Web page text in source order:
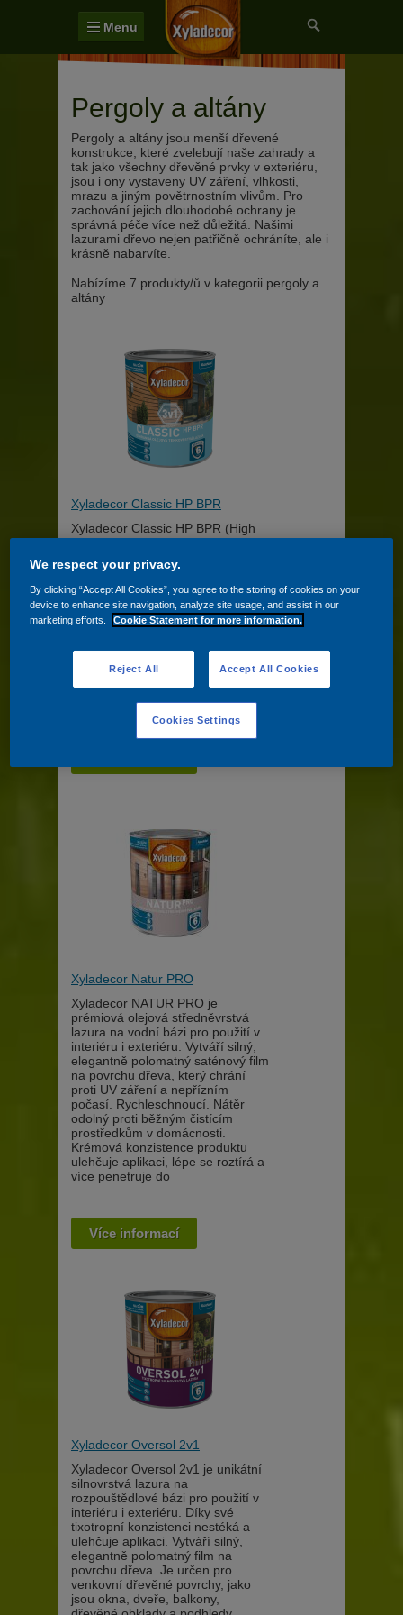
Menu
Pergoly a altány
Pergoly a altány jsou menší dřevené
konstrukce, které zvelebují naše zahrady a
tak jako všechny dřevěné prvky v exteriéru,
jsou i ony vystaveny UV záření, vlhkosti,
mrazu a jiným povětrnostním vlivům. Pro
zachování jejich dlouhodobé ochrany je
správná péče více než důležitá. Našimi
lazurami dřevo nejen patřičně ochráníte, ale i
krásně nabarvíte.
Nabízíme 7 produkty/ů v kategorii pergoly a
altány
Xyladecor Classic HP BPR
Xyladecor Classic HP BPR (High
Protection) je ochranná
tenkovrstvá lazura na dřevo na
rozpouštědlové bázi pro vnější
použití. Obsahuje fungicidní
složku, která účinně působí proti
houbám způsobujícím modrání
dřeva. Krémová konzistence
další vrstvy. Vytváří mikroporézní
saténový povrch, který chrání proti
UV záření a nepřízním počasí.
Zvýrazňuje strukturu dřeva.
Xyladecor Natur PRO
Xyladecor NATUR PRO je
prémiová olejová středněvrstvá
lazura na vodní bázi pro použití v
interiéru i exteriéru. Vytváří silný,
elegantně polomatný saténový film
na povrchu dřeva, který chrání
proti UV záření a nepřízním
počasí. Rychleschnoucí. Nátěr
odolný proti běžným čistícím
prostředkům v domácnosti.
Krémová konzistence produktu
ulehčuje aplikaci, lépe se roztírá a
více penetruje do
Více informací
Xyladecor Oversol 2v1
Xyladecor Oversol 2v1 je unikátní
silnovrstvá lazura na
rozpouštědlové bázi pro použití v
interiéru i exteriéru. Díky své
tixotropní konzistenci nestéká a
ulehčuje aplikaci. Vytváří silný,
elegantně polomatný film na
povrchu dřeva. Je určen pro
venkovní dřevěné povrchy, jako
jsou okna, dveře, balkony,
We respect your privacy.
By clicking “Accept All Cookies”, you agree to the storing of cookies on your
device to enhance site navigation, analyze site usage, and assist in our
marketing efforts.
Cookie Statement for more information.
Reject All Accept All Cookies
Cookies Settings